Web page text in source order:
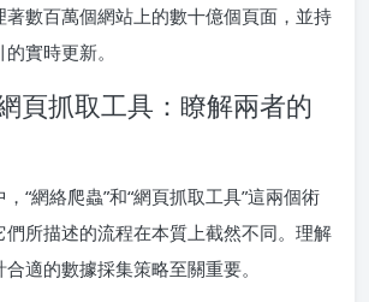
著數百萬個網站上的數十億個頁面，並持
實時更新。
頁抓取工具：瞭解兩者的
“網絡爬蟲”和“網頁抓取工具”這兩個術
們所描述的流程在本質上截然不同。理解
適的數據採集策略至關重要。